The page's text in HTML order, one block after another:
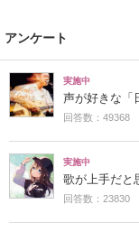
アンケート
実施中
声が好きな「
回答数：49368
実施中
歌が上手だと
回答数：23830